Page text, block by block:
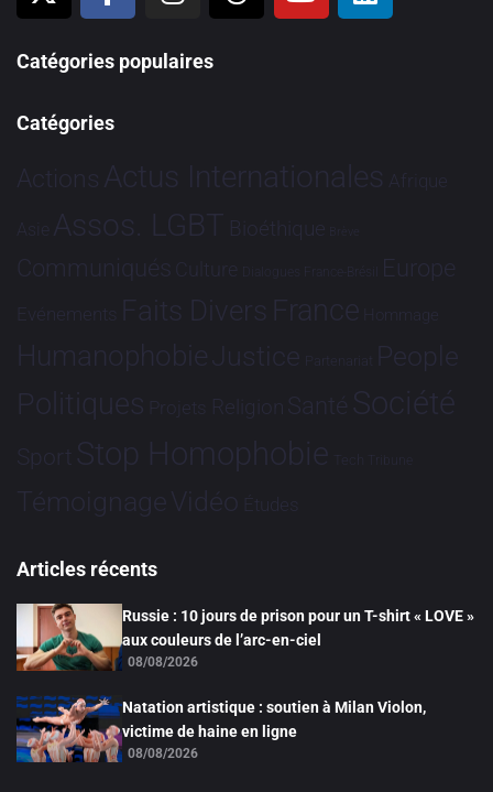
Catégories populaires
Catégories
Actions Actus Internationales Afrique
Asie Assos. LGBT Bioéthique Brève
Communiqués Culture Dialogues France-Brésil Europe
Evénements Faits Divers France Hommage
HumanophobieJustice Partenariat People
Politiques Projets Religion Santé Société
Sport Stop Homophobie Tech Tribune
TémoignageVidéo Études
Articles récents
Russie : 10 jours de prison pour un T-shirt « LOVE »
aux couleurs de l’arc-en-ciel
08/08/2026
Natation artistique : soutien à Milan Violon,
victime de haine en ligne
08/08/2026